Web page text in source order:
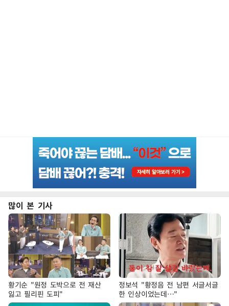
많이 본 기사
황기순 "원정 도박으로 전 재산
잃고 필리핀 도피"
정보석 "황정음 전 남편 서글서글
한 인상이었는데…"